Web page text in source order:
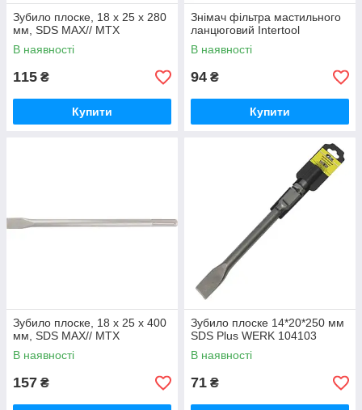
Зубило плоске, 18 х 25 х 280
мм, SDS MAX// MTX
В наявності
115 ₴
Купити
Знімач фільтра мастильного
ланцюговий Intertool
В наявності
94 ₴
Купити
Зубило плоске, 18 х 25 х 400
мм, SDS MAX// MTX
В наявності
157 ₴
Зубило плоске 14*20*250 мм
SDS Plus WERK 104103
В наявності
71 ₴